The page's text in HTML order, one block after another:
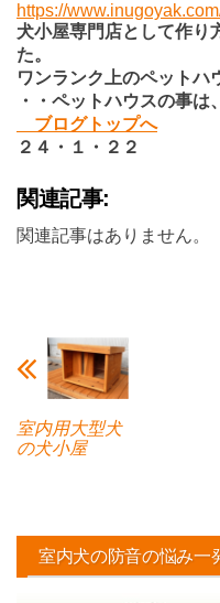
https://
犬小屋専門店として作り
た。
ワンランク上のペットハ
・・ペットハウスの事は
ブログトップへ
２４・１・２２
関連記事:
関連記事はありません。
室内用大型犬
の犬小屋
室内犬の防音の悩み一